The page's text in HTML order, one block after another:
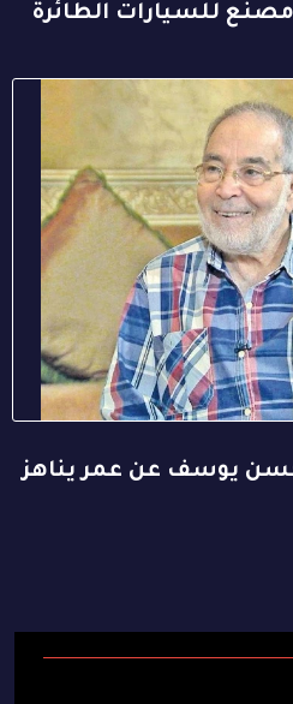
للسيارات الطائرة
يوسف عن عمر يناهز